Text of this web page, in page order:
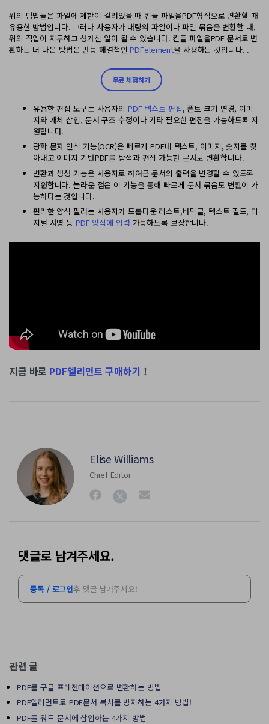
위의 방법들은 파일에 제한이 걸려있을 때 킨들 파일을PDF형식으로 변환할 때
유용한 방법입니다. 그러나 사용자가 대량의 파일이나 파일 묶음을 변환할 때,
위의 작업이 지루하고 성가신 일이 될 수 있습니다. 킨들 파일을PDF 문서로 변
환하는 더 나은 방법은 만능 해결책인PDFelement을 사용하는 것입니다. .
무료 체험하기
유용한 편집 도구는 사용자의 PDF 텍스트 편집, 폰트 크기 변경, 이미
지와 개체 삽입, 문서 구조 수정이나 기타 필요한 편집을 가능하도록 지
원합니다.
광학 문자 인식 기능(OCR)은 빠르게 PDF내 텍스트, 이미지, 숫자를 찾
아내고 이미지 기반PDF를 탐색과 편집 가능한 문서로 변환합니다.
변환과 생성 기능은 사용자로 하여금 문서의 출력을 변경할 수 있도록
지원합니다. 놀라운 점은 이 기능을 통해 빠르게 문서 묶음도 변환이 가
능하다는 것입니다.
편리한 양식 필러는 사용자가 드롭다운 리스트,바닥글, 텍스트 필드, 디
지털 서명 등 PDF 양식에 입력 가능하도록 보장합니다.
지금 바로 PDF엘리먼트 구매하기 !
Elise Williams
Chief Editor
댓글로 남겨주세요.
등록 / 로그인후 댓글 남겨주세요!
관련 글
PDF를 구글 프레젠테이션으로 변환하는 방법
PDF엘리먼트로 PDF문서 복사를 방지하는 4가지 방법!
PDF를 워드 문서에 삽입하는 4가지 방법